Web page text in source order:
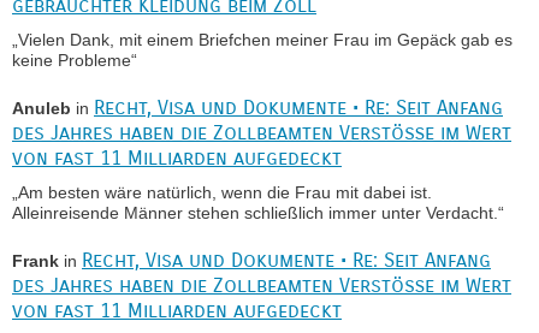
gebrauchter Kleidung beim Zoll
„Vielen Dank, mit einem Briefchen meiner Frau im Gepäck gab es
keine Probleme“
Anuleb in Recht, Visa und Dokumente • Re: Seit Anfang
des Jahres haben die Zollbeamten Verstöße im Wert
von fast 11 Milliarden aufgedeckt
„Am besten wäre natürlich, wenn die Frau mit dabei ist.
Alleinreisende Männer stehen schließlich immer unter Verdacht.“
Frank in Recht, Visa und Dokumente • Re: Seit Anfang
des Jahres haben die Zollbeamten Verstöße im Wert
von fast 11 Milliarden aufgedeckt